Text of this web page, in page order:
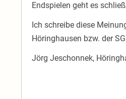
Endspielen geht es
Ich schreibe diese
Höringhausen bzw. der
Jörg Jeschonnek,